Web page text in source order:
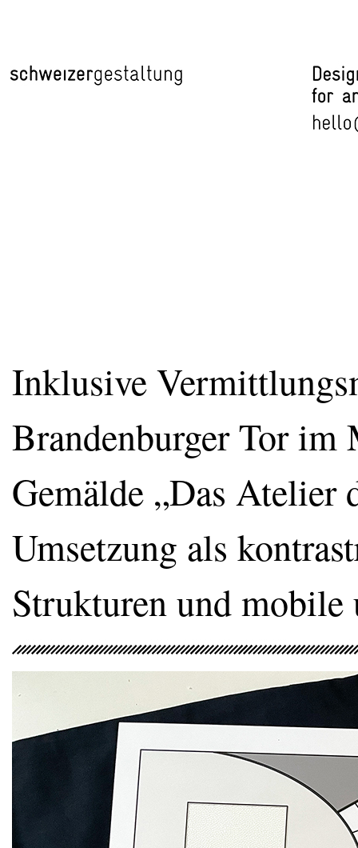
Inklusive
Brandenburger Tor im
Gemälde „Das Atelier
Umsetzung als
Strukturen und